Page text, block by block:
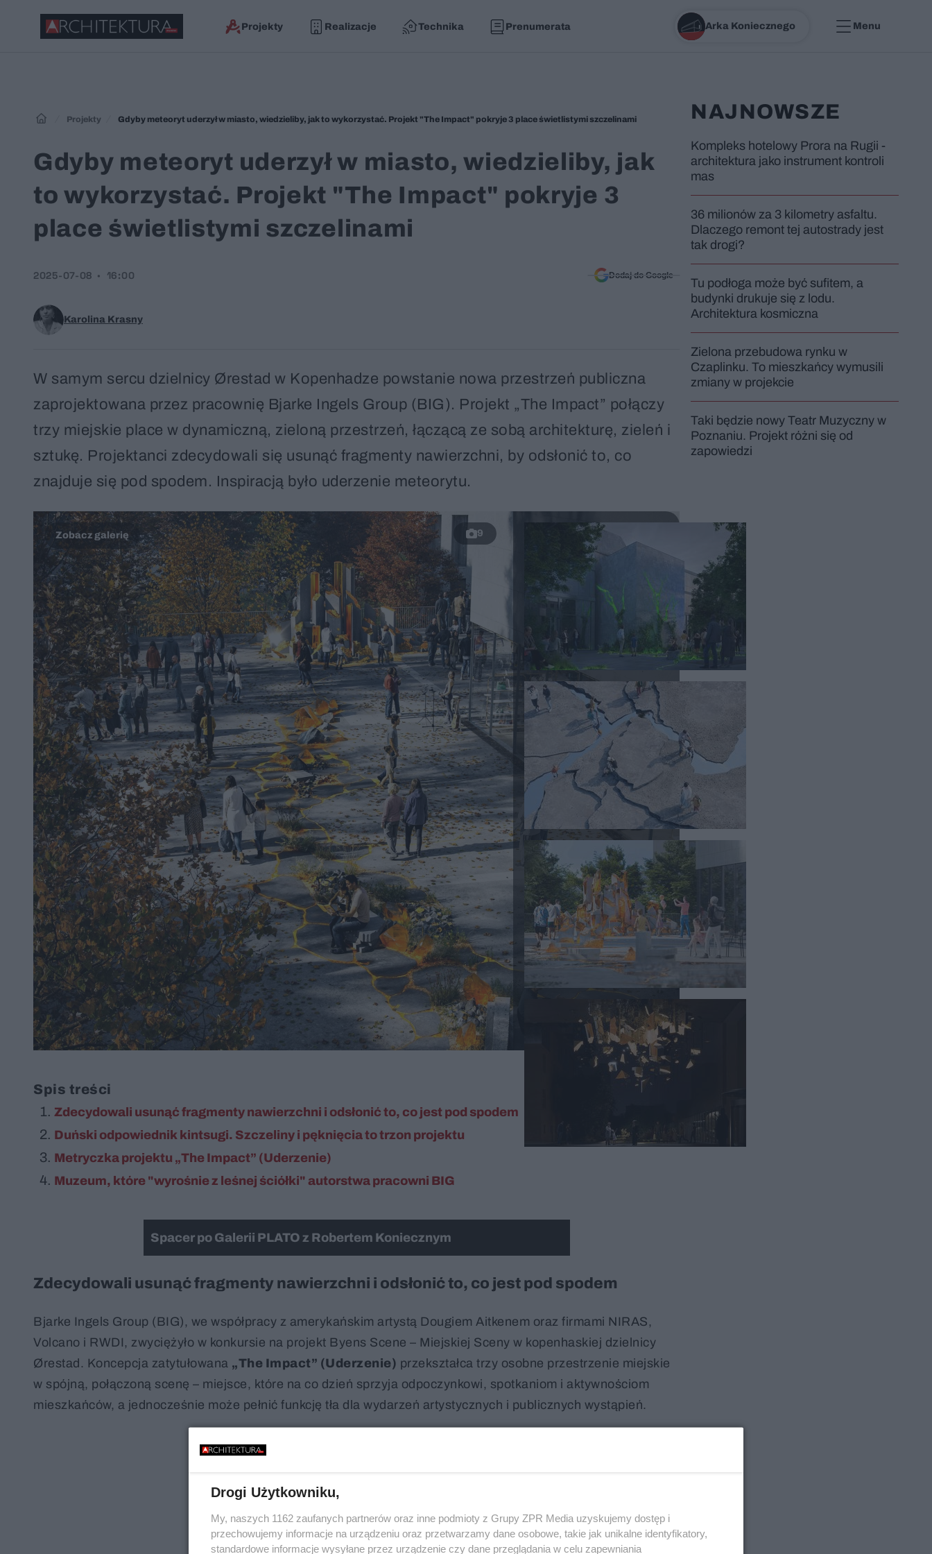
Projekty Realizacje Technika Prenumerata Arka Koniecznego Menu
Projekty Gdyby meteoryt uderzył w miasto, wiedzieliby, jak to wykorzystać. Projekt "The Impact" pokryje 3 place świetlistymi szczelinami
Gdyby meteoryt uderzył w miasto, wiedzieliby, jak
to wykorzystać. Projekt "The Impact" pokryje 3
place świetlistymi szczelinami
Karolina Krasny
2025-07-08 16:00 Dodaj do Google
W samym sercu dzielnicy Ørestad w Kopenhadze powstanie nowa przestrzeń publiczna
zaprojektowana przez pracownię Bjarke Ingels Group (BIG). Projekt „The Impact” połączy
trzy miejskie place w dynamiczną, zieloną przestrzeń, łączącą ze sobą architekturę, zieleń i
sztukę. Projektanci zdecydowali się usunąć fragmenty nawierzchni, by odsłonić to, co
znajduje się pod spodem. Inspiracją było uderzenie meteorytu.
9
Spis treści
Zdecydowali usunąć fragmenty nawierzchni i odsłonić to, co jest pod spodem
Duński odpowiednik kintsugi. Szczeliny i pęknięcia to trzon projektu
Metryczka projektu „The Impact” (Uderzenie)
Muzeum, które "wyrośnie z leśnej ściółki" autorstwa pracowni BIG
Spacer po Galerii PLATO z Robertem Koniecznym
Zdecydowali usunąć fragmenty nawierzchni i odsłonić to, co jest pod spodem
Bjarke Ingels Group (BIG), we współpracy z amerykańskim artystą Dougiem Aitkenem oraz firmami NIRAS,
Volcano i RWDI, zwyciężyło w konkursie na projekt Byens Scene – Miejskiej Sceny w kopenhaskiej dzielnicy
Ørestad. Koncepcja zatytułowana „The Impact” (Uderzenie) przekształca trzy osobne przestrzenie miejskie
w spójną, połączoną scenę – miejsce, które na co dzień sprzyja odpoczynkowi, spotkaniom i aktywnościom
mieszkańców, a jednocześnie może pełnić funkcję tła dla wydarzeń artystycznych i publicznych wystąpień.
NAJNOWSZE
Kompleks hotelowy Prora na Rugii -
architektura jako instrument kontroli
mas
36 milionów za 3 kilometry asfaltu.
Dlaczego remont tej autostrady jest
tak drogi?
Tu podłoga może być sufitem, a
budynki drukuje się z lodu.
Architektura kosmiczna
Zielona przebudowa rynku w
Czaplinku. To mieszkańcy wymusili
zmiany w projekcie
Taki będzie nowy Teatr Muzyczny w
Poznaniu. Projekt różni się od
zapowiedzi
Drogi Użytkowniku,
My, naszych 1162 zaufanych partnerów oraz inne podmioty z Grupy ZPR Media uzyskujemy dostęp i
przechowujemy informacje na urządzeniu oraz przetwarzamy dane osobowe, takie jak unikalne identyfikatory,
standardowe informacje wysyłane przez urządzenie czy dane przeglądania w celu zapewniania